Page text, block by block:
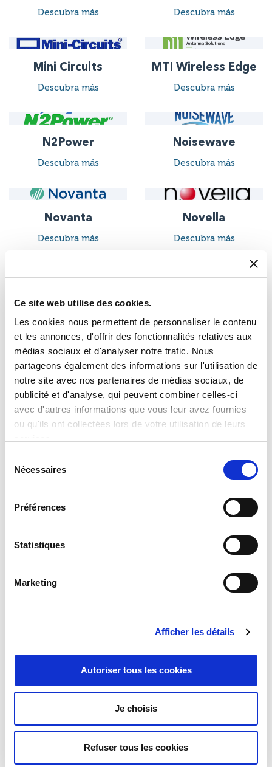
Ce site web utilise des cookies.
Les cookies nous permettent de personnaliser le contenu
et les annonces, d'offrir des fonctionnalités relatives aux
médias sociaux et d'analyser notre trafic. Nous
partageons également des informations sur l'utilisation de
notre site avec nos partenaires de médias sociaux, de
publicité et d'analyse, qui peuvent combiner celles-ci
avec d'autres informations que vous leur avez fournies
ou qu'ils ont collectées lors de votre utilisation de leurs
Nécessaires
Préférences
Statistiques
Marketing
Afficher les détails
Autoriser tous les cookies
Je choisis
Refuser tous les cookies
Descubra más Descubra más
Mini Circuits
Descubra más
MTI Wireless Edge
Descubra más
N2Power
Descubra más
Noisewave
Descubra más
Novanta
Descubra más
Novella
Descubra más
Orbit
Communication
Systems
Descubra más
Orbital Research
Descubra más
PALS Phihong
Piconics
Descubra más
Inc.
Descubra más
Quickset Defense
Technology LLC
Descubra más
Technology
Descubra más